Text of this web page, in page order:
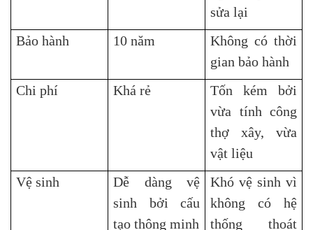
sửa lại
Bảo hành
10 năm
Không có thời
gian bảo hành
Chi phí
Khá rẻ
Tốn kém bởi
vừa tính công
thợ xây, vừa
vật liệu
Vệ sinh
Dễ dàng vệ
sinh bởi cấu
tạo thông minh
Khó vệ sinh vì
không có hệ
thống thoát